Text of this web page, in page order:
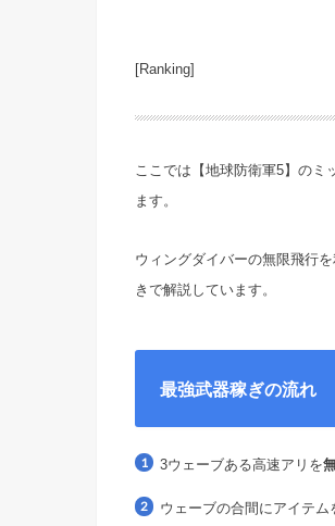
[Ranking]
ここでは【地球防衛軍5】の
ます。
ウィングダイバーの無限飛行
きで解説しています。
最強武器稼ぎの流れ
3ウェーブある高速アリを
ウェーブの合間にアイテム